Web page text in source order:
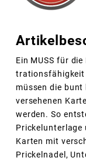
Ein MUSS für
trationsfähigkeit
müssen die
versehenen
werden. So
Prickelunterlage
Karten mit
Prickelnadel,